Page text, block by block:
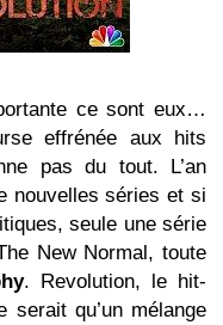
ce sont eux…
effrénée aux hits
pas du tout. L’an
nouvelles séries et si
seule une série
New Normal, toute
. Revolution, le hit-
serait qu’un mélange